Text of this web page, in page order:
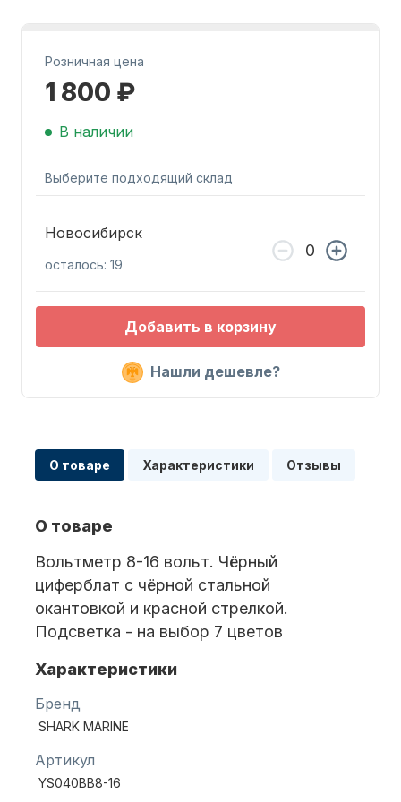
Запчасти для ПЛМ
Винты
Масла для лодочных моторов
Автохолодильник KYODA
Дистанционное управление
Розничная цена
1 800 ₽
В наличии
Выберите подходящий склад
Новосибирск
осталось: 19
Добавить в корзину
Нашли дешевле?
О товаре Характеристики Отзывы
О товаре
Вольтметр 8-16 вольт. Чёрный
циферблат с чёрной стальной
окантовкой и красной стрелкой.
Подсветка - на выбор 7 цветов
Характеристики
Бренд
SHARK MARINE
Артикул
YS040BB8-16